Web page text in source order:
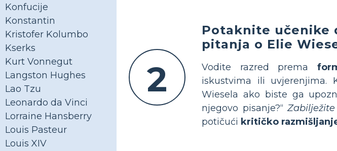
Konfucije
Konstantin
Kristofer Kolumbo
Kserks
Kurt Vonnegut
Langston Hughes
Lao Tzu
Leonardo da Vinci
Lorraine Hansberry
Louis Pasteur
Louis XIV
2
Potaknite učenike
pitanja o Elie
Vodite razred prema
iskustvima ili uvjerenjima.
Wiesela ako biste ga
njegovo pisanje?“Zabilježite
potičući kritičko